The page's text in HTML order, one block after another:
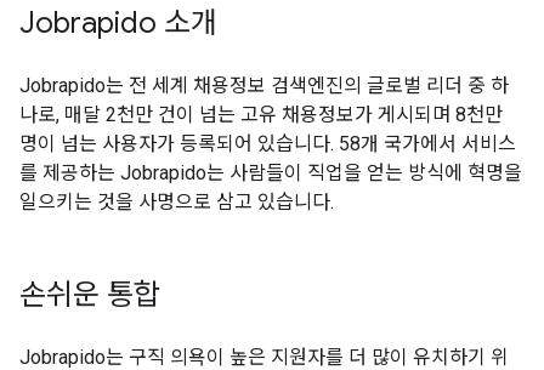
Jobrapido 소개
Jobrapido는 전 세계 채용정보 검색엔진의 글로벌 리더 중 하
나로, 매달 2천만 건이 넘는 고유 채용정보가 게시되며 8천만
명이 넘는 사용자가 등록되어 있습니다. 58개 국가에서 서비스
를 제공하는 Jobrapido는 사람들이 직업을 얻는 방식에 혁명을
일으키는 것을 사명으로 삼고 있습니다.
손쉬운 통합
Jobrapido는 구직 의욕이 높은 지원자를 더 많이 유치하기 위